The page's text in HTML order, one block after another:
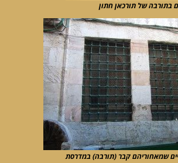
בתורבה של תורכאן חתון
שמאחוריהם קבר (תורבה) במדרסת